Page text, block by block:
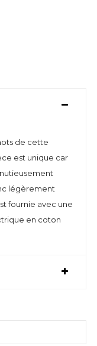
de cette
est unique car
légèrement
fournie avec une
en coton